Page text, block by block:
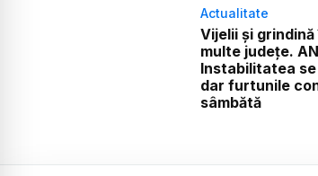
Actualitate
Vijelii și grindină
multe județe.
Instabilitatea
dar furtunile
sâmbătă